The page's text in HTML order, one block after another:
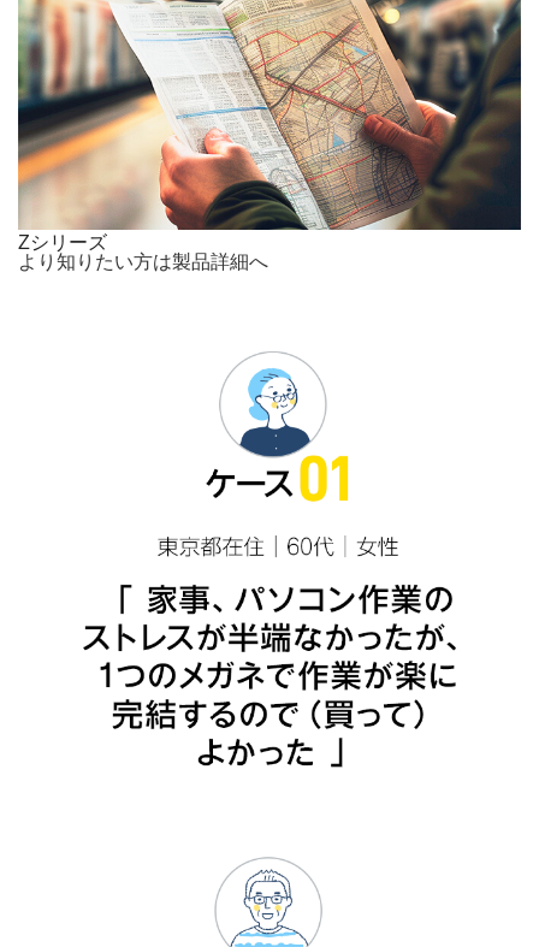
Zシリーズ
より知りたい方は製品詳細へ